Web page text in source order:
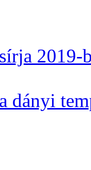
2019-
dányi